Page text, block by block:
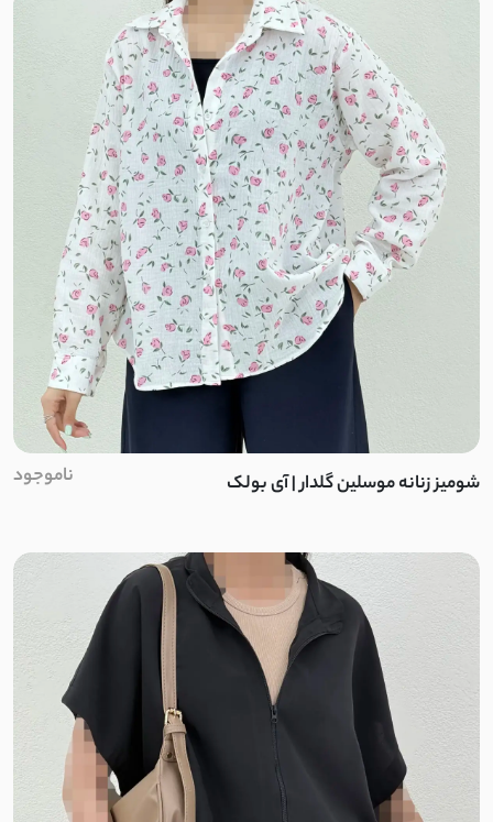
شومیز زنانه موسلین گلدار | آی بولک ناموجود